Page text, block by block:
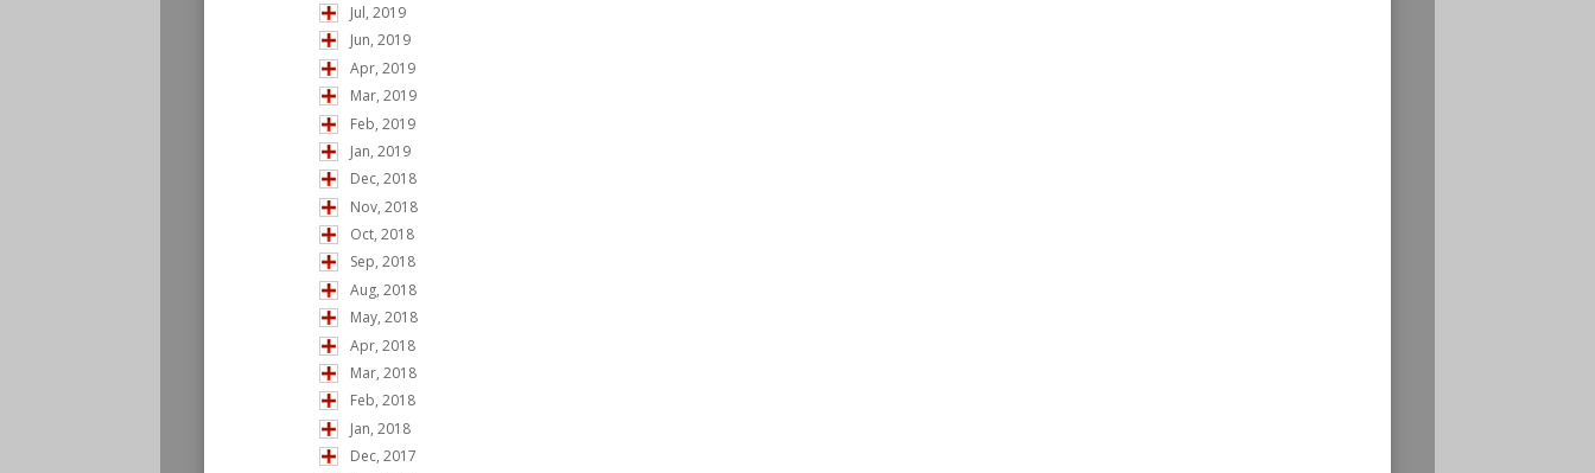
Jul, 2019
Jun, 2019
Apr, 2019
Mar, 2019
Feb, 2019
Jan, 2019
Dec, 2018
Nov, 2018
Oct, 2018
Sep, 2018
Aug, 2018
May, 2018
Apr, 2018
Mar, 2018
Feb, 2018
Jan, 2018
Dec, 2017